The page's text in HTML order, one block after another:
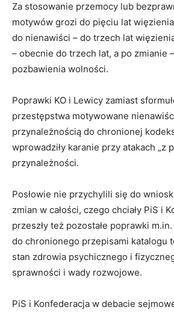
Za stosowanie przemocy lub
motywów grozi do pięciu lat
do nienawiści – do trzech lat
– obecnie do trzech lat, a po zmianie
pozbawienia wolności.
Poprawki KO i Lewicy zamiast
przestępstwa motywowane
przynależnością do chronionej
wprowadziły karanie przy atakach „z
przynależności.
Posłowie nie przychylili się do
zmian w całości, czego chciały PiS i
przeszły też pozostałe poprawki
do chronionego przepisami katalogu
stan zdrowia psychicznego i
sprawności i wady rozwojowe.
PiS i Konfederacja w debacie